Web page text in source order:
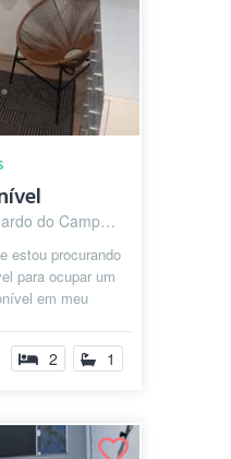
do Campo - SP
estou procurando
para ocupar um
em meu
2 1